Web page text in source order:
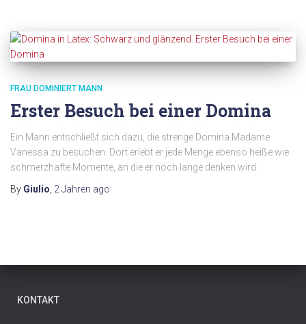
FRAU DOMINIERT MANN
Erster Besuch bei einer Domina
Ein Mann entschließt sich dazu, die strenge Domina Madame
Vanessa zu besuchen. Dort erlebt er jede Menge ebenso heiße wie
schmerzhafte Momente, an die er noch lange denken wird.
By Giulio 2 Jahren ago
KONTAKT